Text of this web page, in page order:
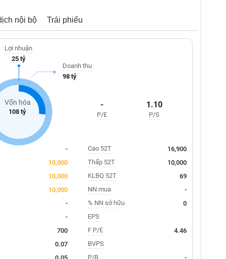
nội bộ Trái phiếu
Vốn hóa
108 tỷ
Lợi nhuận
25 tỷ
Doanh thu
98 tỷ
-
P/E
1.10
P/S
-
10,000
10,000
10,000
-
-
700
0.07
0.05
Cao 52T
16,900
Thấp 52T
10,000
KLBQ 52T
69
NN mua
-
% NN sở hữu
0
EPS
F P/E
4.46
BVPS
P/B
-